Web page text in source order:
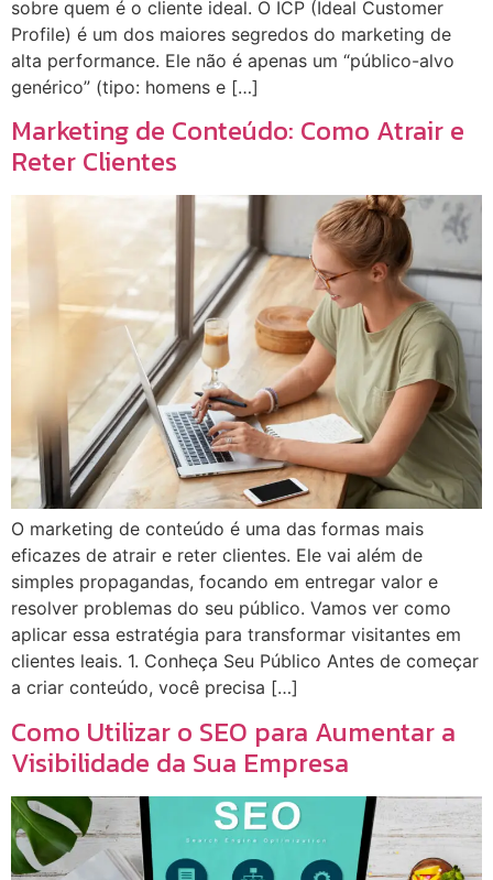
sobre quem é o cliente ideal. O ICP (Ideal Customer
Profile) é um dos maiores segredos do marketing de
alta performance. Ele não é apenas um “público-alvo
genérico” (tipo: homens e […]
Marketing de Conteúdo: Como Atrair e
Reter Clientes
O marketing de conteúdo é uma das formas mais
eficazes de atrair e reter clientes. Ele vai além de
simples propagandas, focando em entregar valor e
resolver problemas do seu público. Vamos ver como
aplicar essa estratégia para transformar visitantes em
clientes leais. 1. Conheça Seu Público Antes de começar
a criar conteúdo, você precisa […]
Como Utilizar o SEO para Aumentar a
Visibilidade da Sua Empresa